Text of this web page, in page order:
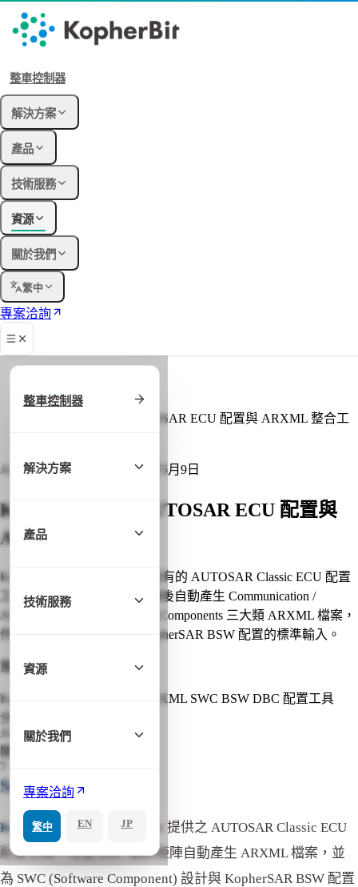
整車控制器
解決方案
產品
技術服務
資源
關於我們
繁中
專案洽詢
整車控制器
解決方案
產品
技術服務
資源
關於我們
專案洽詢
繁中 EN JP
/ 技術知識庫
KopherConfig：AUTOSAR ECU 配置與 ARXML 整合工
AUTOSAR更新日期: 2026年5月9日
KopherConfig：AUTOSAR ECU 配置與
ARXML 整合工具
KopherConfig 是 KopherBit 自有的 AUTOSAR Classic ECU 配置
工具，從 DBC 匯入網路矩陣後自動產生 Communication /
AUTOSAR Platform / Service Components 三大類 ARXML 檔案，
作為應用層 SWC 開發與 KopherSAR BSW 配置的標準輸入。
重點摘要
KopherConfig ARXML SWC BSW DBC 配置工具
分類
AUTOSAR
關鍵字
7
Summary
KopherConfig是 KopherBit 提供之 AUTOSAR Classic ECU
配置工具，可從 DBC 通訊矩陣自動產生 ARXML 檔案，並
為 SWC (Software Component) 設計與 KopherSAR BSW 配置